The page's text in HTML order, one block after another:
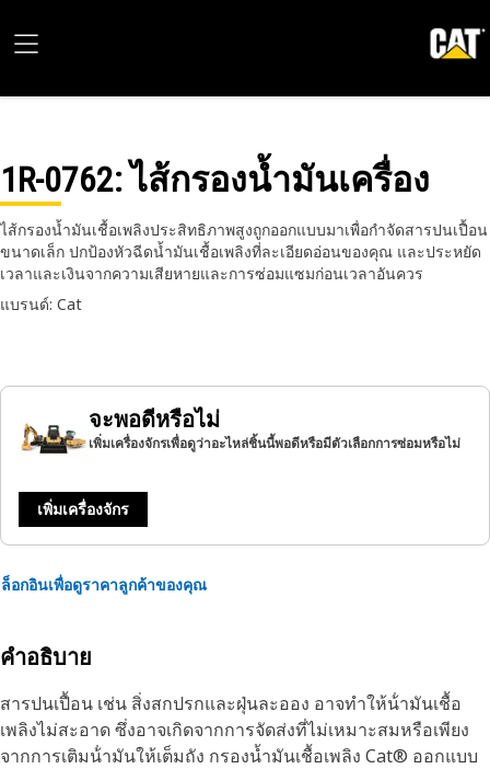
1R-0762: ไส้กรองน้ำมันเครื่อง
ไส้กรองน้ำมันเชื้อเพลิงประสิทธิภาพสูงถูกออกแบบมาเพื่อกำจัดสารปนเปื้อน
ขนาดเล็ก ปกป้องหัวฉีดน้ำมันเชื้อเพลิงที่ละเอียดอ่อนของคุณ และประหยัด
เวลาและเงินจากความเสียหายและการซ่อมแซมก่อนเวลาอันควร
แบรนด์: Cat
จะพอดีหรือไม่
เพิ่มเครื่องจักรเพื่อดูว่าอะไหล่ชิ้นนี้พอดีหรือมีตัวเลือกการซ่อมหรือไม่
เพิ่มเครื่องจักร
ล็อกอินเพื่อดูราคาลูกค้าของคุณ
คำอธิบาย
สารปนเปื้อน เช่น สิ่งสกปรกและฝุ่นละออง อาจทําให้น้ํามันเชื้อ
เพลิงไม่สะอาด ซึ่งอาจเกิดจากการจัดส่งที่ไม่เหมาะสมหรือเพียง
จากการเติมน้ํามันให้เต็มถัง กรองน้ำมันเชื้อเพลิง Cat® ออกแบบ